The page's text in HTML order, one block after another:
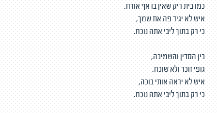
כמו בית ריק שאין בו אף אורח.
איש לא יגיד פה את שמך,
כי רק בתוך ליבי אתה נוכח.
בין הסדין והשמיכה,
גופי זוכר ולא שוכח.
איש לא יראה אותי בוכה,
כי רק בתוך ליבי אתה נוכח.